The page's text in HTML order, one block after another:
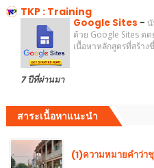
TKP : Training
Google Sites -
ด้วย Google Sites ด
เนื้อหาหลักสูตรที่สร้าง
7 ปีที่ผ่านมา
สาระเนื้อหาแนะนำ
(1)ความหมายคำว่า